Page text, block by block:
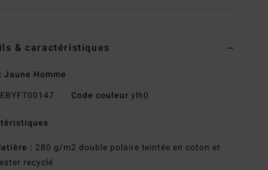
& caractéristiques
Jaune Homme
EBYFT00147 Code couleur ylh0
: 280 g/m2 double polaire teintée en coton et
recyclé